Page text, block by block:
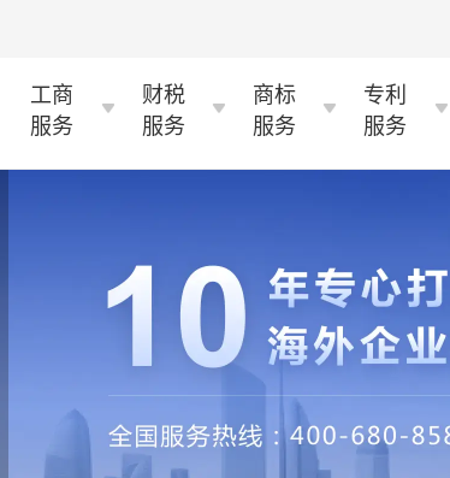
工商
服务
财税
服务
商标
服务
专利
服务